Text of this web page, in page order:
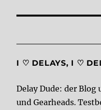
I ♡ DELAYS, I ♡
Delay Dude: der
und Gearheads.